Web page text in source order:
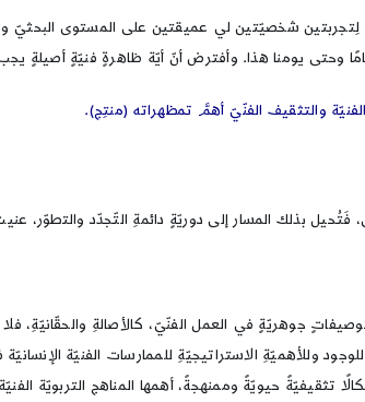
شخصيّتين لي عميقتين على المستوى
والتثقيف الفنّيّ أهمَّ تمظهراته (منتِج).
بذلك المسار إلى دوريّةٍ دائمةِ التّجدّد والتطوّر،
جوهريّةٍ في العمل الفنّيّ، كالأصالةِ
وللأهميّةِ الاستراتيجيّةِ للممارسات الفنيّة
تثقيفيّةً حيويّةً وممنهجةً، أهمها المناهج التربويّة